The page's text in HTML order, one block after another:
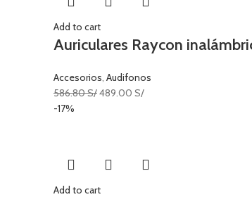
Add to cart
Auriculares Raycon
Accesorios, Audifonos
586.80S/489.00 S/
-17%
Add to cart